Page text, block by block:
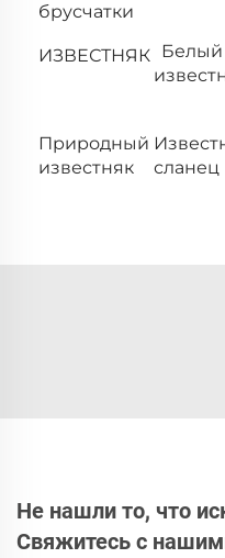
брусчатки
ИЗВЕСТНЯК
Белый
Природный
известняк
сланец
Не нашли то, что
Свяжитесь с